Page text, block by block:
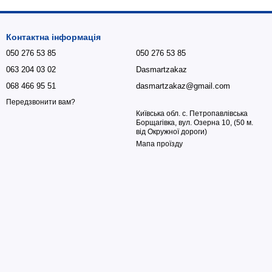
Контактна інформація
050 276 53 85
063 204 03 02
068 466 95 51
Передзвонити вам?
050 276 53 85
Dasmartzakaz
dasmartzakaz@gmail.com
Київська обл. с. Петропавлівська
Борщагівка, вул. Озерна 10, (50 м.
від Окружної дороги)
Мапа проїзду